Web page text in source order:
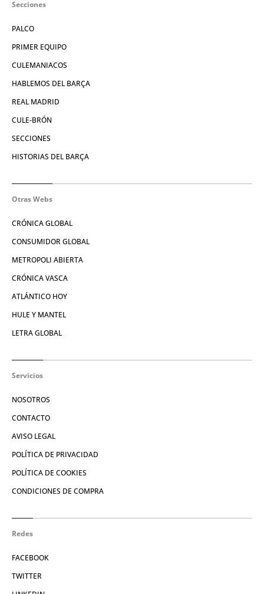
Secciones
PALCO
PRIMER EQUIPO
CULEMANIACOS
HABLEMOS DEL BARÇA
REAL MADRID
CULE-BRÓN
SECCIONES
HISTORIAS DEL BARÇA
Otras Webs
CRÓNICA GLOBAL
CONSUMIDOR GLOBAL
METROPOLI ABIERTA
CRÓNICA VASCA
ATLÁNTICO HOY
HULE Y MANTEL
LETRA GLOBAL
Servicios
NOSOTROS
CONTACTO
AVISO LEGAL
POLÍTICA DE PRIVACIDAD
POLÍTICA DE COOKIES
CONDICIONES DE COMPRA
Redes
FACEBOOK
TWITTER